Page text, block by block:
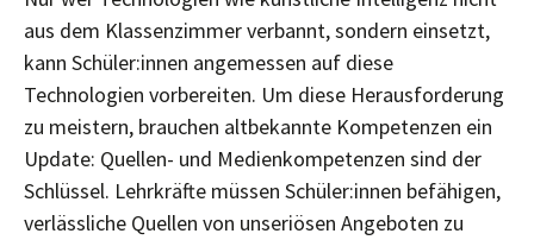
aus dem Klassenzimmer verbannt, sondern einsetzt,
kann Schüler:innen angemessen auf diese
Technologien vorbereiten. Um diese Herausforderung
zu meistern, brauchen altbekannte Kompetenzen ein
Update: Quellen- und Medienkompetenzen sind der
Schlüssel. Lehrkräfte müssen Schüler:innen befähigen,
verlässliche Quellen von unseriösen Angeboten zu